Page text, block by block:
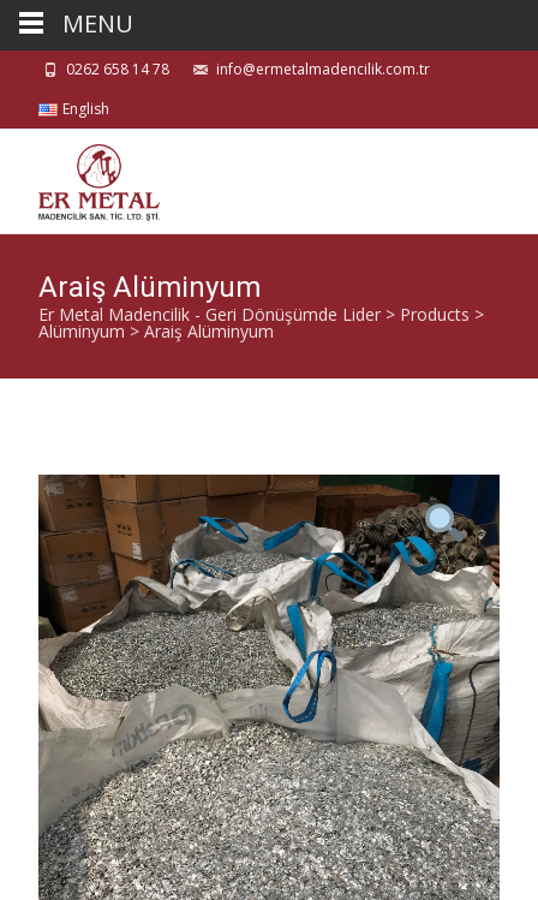
0262 658 14 78
info@ermetalmadencilik.com.tr
English
Araiş Alüminyum
Er Metal Madencilik - Geri Dönüşümde Lider > Products >
Alüminyum > Araiş Alüminyum
MENU